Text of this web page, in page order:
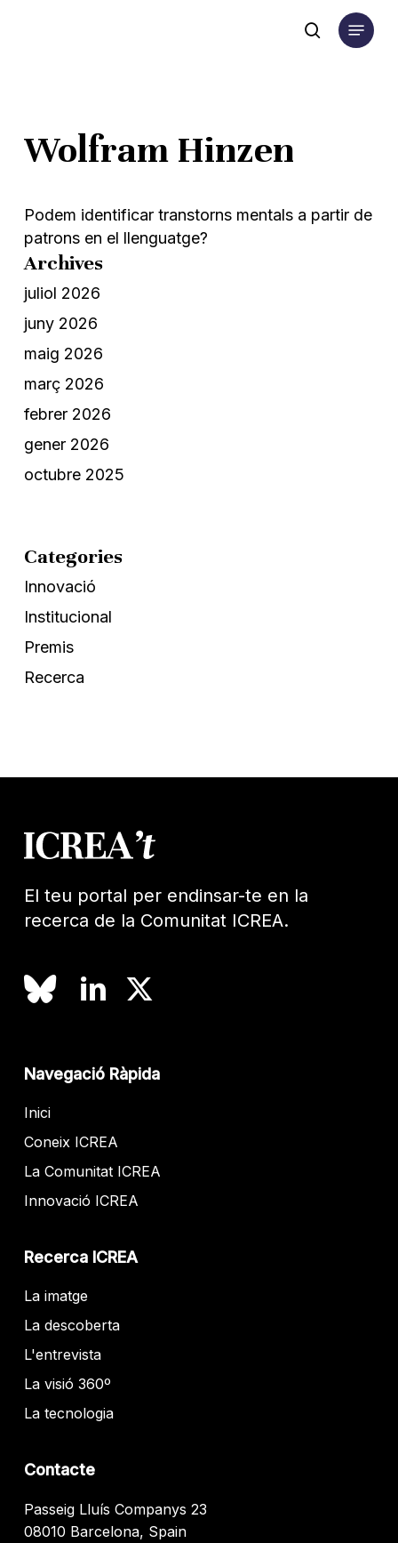
search
Menu
Wolfram Hinzen
Podem identificar transtorns mentals a partir de
patrons en el llenguatge?
Archives
juliol 2026
juny 2026
maig 2026
març 2026
febrer 2026
gener 2026
octubre 2025
Categories
Innovació
Institucional
Premis
Recerca
El teu portal per endinsar-te en la
recerca de la Comunitat ICREA.
Navegació Ràpida
Inici
Coneix ICREA
La Comunitat ICREA
Innovació ICREA
Recerca ICREA
La imatge
La descoberta
L'entrevista
La visió 360º
La tecnologia
Contacte
Passeig Lluís Companys 23
08010 Barcelona, Spain